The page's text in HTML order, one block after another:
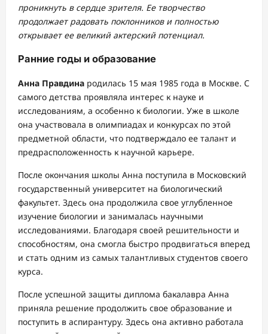
проникнуть в сердце зрителя. Ее творчество
продолжает радовать поклонников и полностью
открывает ее великий актерский потенциал.
Ранние годы и образование
Анна Правдина родилась 15 мая 1985 года в Москве. С
самого детства проявляла интерес к науке и
исследованиям, а особенно к биологии. Уже в школе
она участвовала в олимпиадах и конкурсах по этой
предметной области, что подтверждало ее талант и
предрасположенность к научной карьере.
После окончания школы Анна поступила в Московский
государственный университет на биологический
факультет. Здесь она продолжила свое углубленное
изучение биологии и занималась научными
исследованиями. Благодаря своей решительности и
способностям, она смогла быстро продвигаться вперед
и стать одним из самых талантливых студентов своего
курса.
После успешной защиты диплома бакалавра Анна
приняла решение продолжить свое образование и
поступить в аспирантуру. Здесь она активно работала